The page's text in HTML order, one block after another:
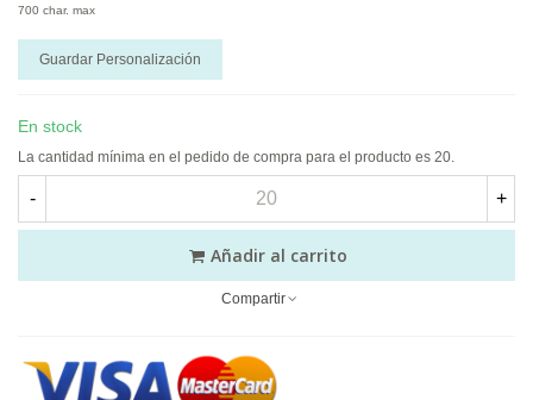
700 char. max
Guardar Personalización
En stock
La cantidad mínima en el pedido de compra para el producto es 20.
- +
Añadir al carrito
Compartir